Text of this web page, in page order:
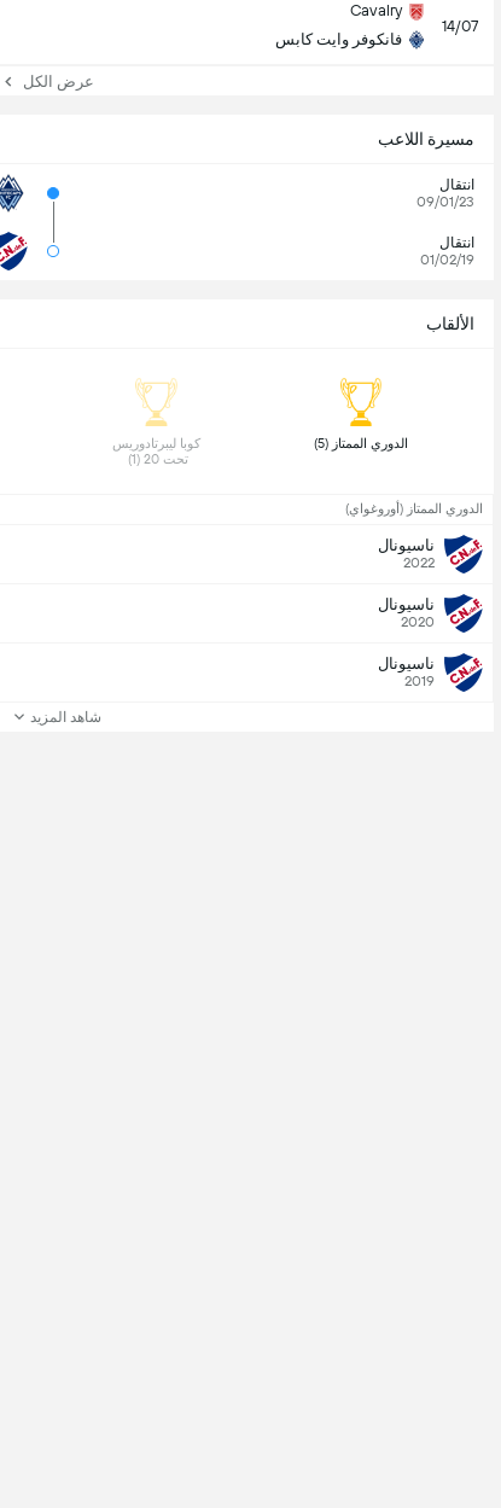
14/07
Cavalry
فانكوفر وايت كابس
عرض الكل
مسيرة اللاعب
انتقال
09/01/23
انتقال
01/02/19
الألقاب
الدوري الممتاز (5)
تحت 20 (1)
الدوري الممتاز (أوروغواي)
ناسيونال
2022
ناسيونال
2020
ناسيونال
2019
شاهد المزيد